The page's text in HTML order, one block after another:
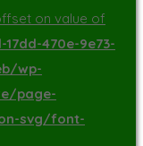
on value of
470e-9e73-
wp-
page-
svg/font-